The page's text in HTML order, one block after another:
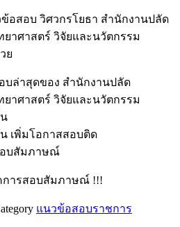
อสอบ วิศวกรโยธา สำนักงานปลัด
าศาสตร์ วิจัยและนวัตกรรม
ย
บล่าสุดของ สำนักงานปลัด
าศาสตร์ วิจัยและนวัตกรรม
เพิ่มโอกาสสอบติด
อบสัมภาษณ์
การสอบสัมภาษณ์ !!!
แนวข้อสอบราชการ